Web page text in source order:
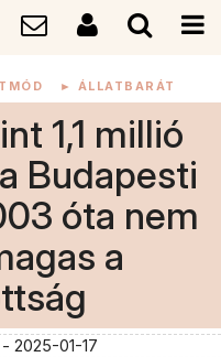
► ÁLLATBARÁT
1,1 millió
Budapesti
óta nem
a
- 2025-01-17